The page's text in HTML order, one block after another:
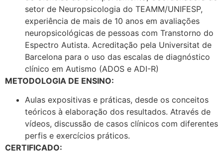
setor de Neuropsicologia do TEAMM/UNIFESP,
experiência de mais de 10 anos em avaliações
neuropsicológicas de pessoas com Transtorno do
Espectro Autista. Acreditação pela Universitat de
Barcelona para o uso das escalas de diagnóstico
clínico em Autismo (ADOS e ADI-R)
METODOLOGIA DE ENSINO:
Aulas expositivas e práticas, desde os conceitos
teóricos à elaboração dos resultados. Através de
vídeos, discussão de casos clínicos com diferentes
perfis e exercícios práticos.
CERTIFICADO: